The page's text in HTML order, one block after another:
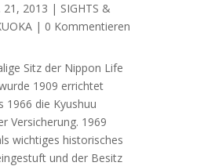
21, 2013 | SIGHTS &
| 0 Kommentieren
Sitz der Nippon Life
1909 errichtet
1966 die Kyushuu
Versicherung. 1969
wichtiges historisches
und der Besitz